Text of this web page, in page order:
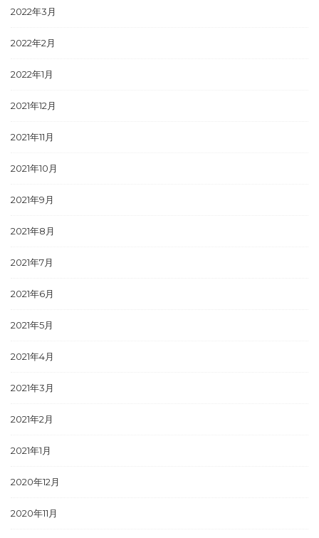
2022年3月
2022年2月
2022年1月
2021年12月
2021年11月
2021年10月
2021年9月
2021年8月
2021年7月
2021年6月
2021年5月
2021年4月
2021年3月
2021年2月
2021年1月
2020年12月
2020年11月